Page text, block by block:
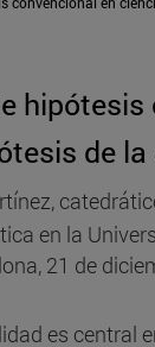
de
en la
21 de
es central